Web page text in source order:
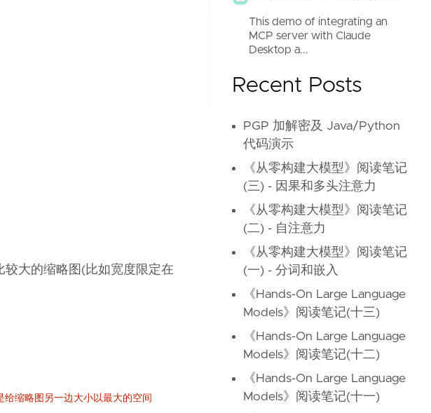
大的缩略图(比如宽度限定在
略图另一边大小以最大的空间
This demo of integrating an
MCP server with Claude
Desktop a...
Recent Posts
PGP 加解密及 Java/Python
代码演示
《从零构建大模型》阅读笔记
(三) - 因果和多头注意力
《从零构建大模型》阅读笔记
(二) - 自注意力
《从零构建大模型》阅读笔记
(一) - 分词和嵌入
《Hands-On Large Language
Models》阅读笔记(十三)
《Hands-On Large Language
Models》阅读笔记(十二)
《Hands-On Large Language
Models》阅读笔记(十一)